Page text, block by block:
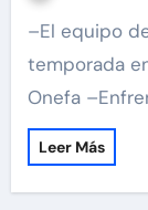
–El equipo de fútbol americano inicia su
temporada
Onefa
Leer Más